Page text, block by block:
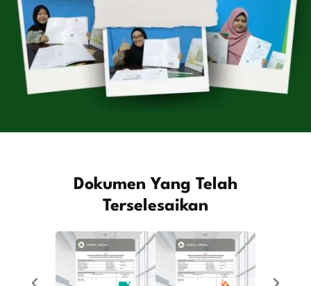
Dokumen Yang Telah
Terselesaikan